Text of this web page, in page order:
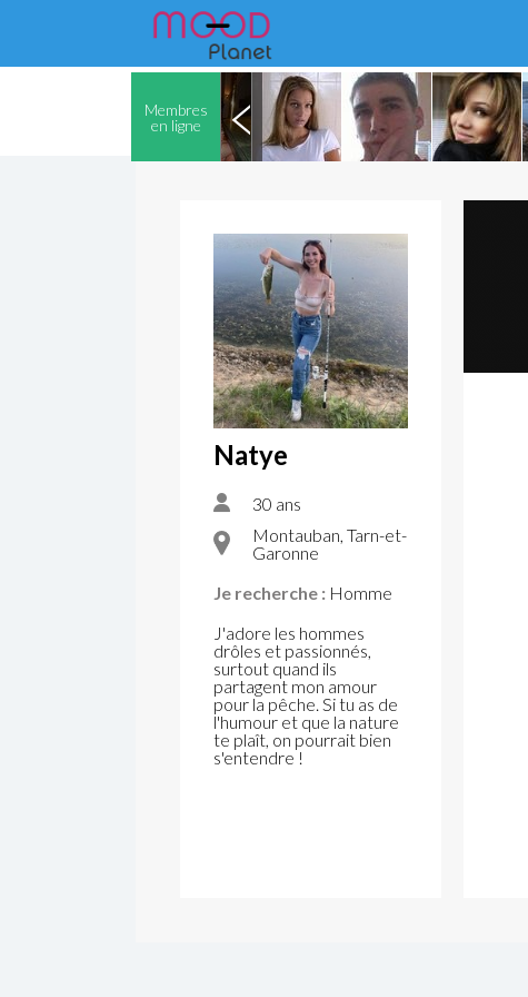
Membres
en ligne
Natye
30 ans
Montauban, Tarn-et-
Garonne
Je recherche : Homme
J'adore les hommes
drôles et passionnés,
surtout quand ils
partagent mon amour
pour la pêche. Si tu as de
l'humour et que la nature
te plaît, on pourrait bien
s'entendre !